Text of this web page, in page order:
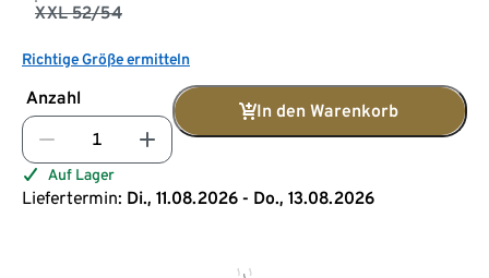
XXL 52/54
Richtige Größe ermitteln
Anzahl
In den Warenkorb
Auf Lager
Liefertermin: Di., 11.08.2026 - Do., 13.08.2026